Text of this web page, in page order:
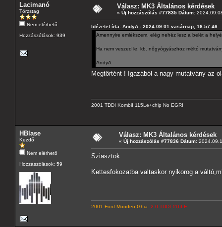
Lacimanó
Törzstag
Nem elérhető
Hozzászólások: 939
Válasz: MK3 Általános kérdések
« Új hozzászólás #77835 Dátum:
Idézetet írta: AndyA - 2024.09.01 vasárnap, 16:57:46
Amennyire emlékszem, elég nehéz lesz a belét a
Ha nem veszed le, kb. nőgyógyászhoz méltó
AndyA
Megtörtént ! Igazából a nagy mutatvány az
2001 TDDI Kombi! 115Le+chip No EGR!
HBlase
Kezdő
Nem elérhető
Hozzászólások: 59
Válasz: MK3 Általános kérdések
« Új hozzászólás #77836 Dátum:
Sziasztok
Kettesfokozatba valtaskor nyikorog a
2001 Ford Mondeo Ghia 2.0 TDDI 116LE